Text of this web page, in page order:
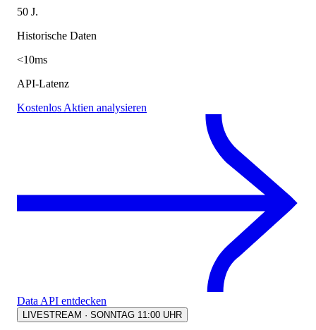
50 J.
Historische Daten
<10ms
API-Latenz
Kostenlos Aktien analysieren
Data API entdecken
LIVESTREAM · SONNTAG 11:00 UHR